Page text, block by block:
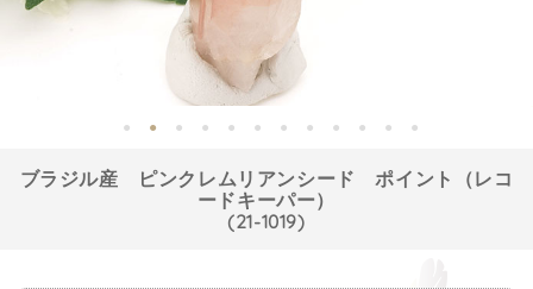
ブラジル産 ピンクレムリアンシード ポイント（レコ
ードキーパー）
(21-1019)